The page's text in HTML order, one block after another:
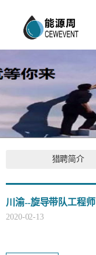
猎聘简介
川渝--​旋导带队工程师
2020-02-13